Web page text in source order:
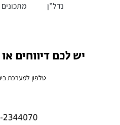
נדל”ן
מתכונים
יש לכם דיווחים
טלפון למערכת ביתר 24